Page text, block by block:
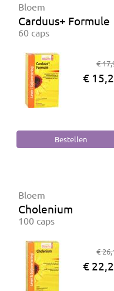
Bloem
Carduus+ Formule
60 caps
€
€
Bloem
Cholenium
100 caps
€
€